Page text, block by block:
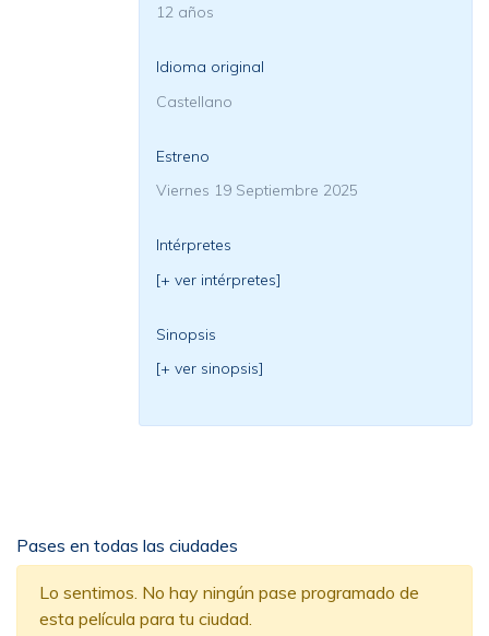
12 años
Idioma original
Castellano
Estreno
Viernes 19 Septiembre 2025
Intérpretes
[+ ver intérpretes]
Sinopsis
[+ ver sinopsis]
Pases en todas las ciudades
Lo sentimos. No hay ningún pase programado de
esta película para tu ciudad.